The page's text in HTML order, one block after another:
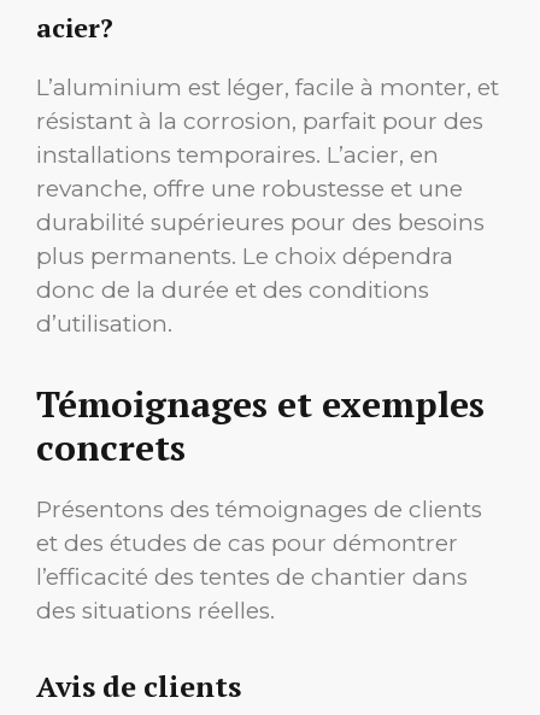
acier?
L’aluminium est léger, facile à monter, et
résistant à la corrosion, parfait pour des
installations temporaires. L’acier, en
revanche, offre une robustesse et une
durabilité supérieures pour des besoins
plus permanents. Le choix dépendra
donc de la durée et des conditions
d’utilisation.
Témoignages et exemples
concrets
Présentons des témoignages de clients
et des études de cas pour démontrer
l’efficacité des tentes de chantier dans
des situations réelles.
Avis de clients